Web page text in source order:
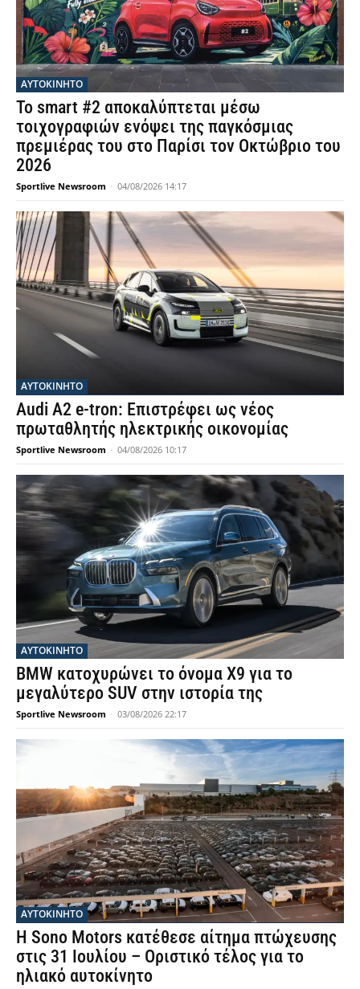
ΑΥΤΟΚΙΝΗΤΟ
Το smart #2 αποκαλύπτεται μέσω
τοιχογραφιών ενόψει της παγκόσμιας
πρεμιέρας του στο Παρίσι τον Οκτώβριο του
2026
Sportlive Newsroom - 04/08/2026 14:17
ΑΥΤΟΚΙΝΗΤΟ
Audi A2 e-tron: Επιστρέφει ως νέος
πρωταθλητής ηλεκτρικής οικονομίας
Sportlive Newsroom - 04/08/2026 10:17
ΑΥΤΟΚΙΝΗΤΟ
BMW κατοχυρώνει το όνομα X9 για το
μεγαλύτερο SUV στην ιστορία της
Sportlive Newsroom - 03/08/2026 22:17
ΑΥΤΟΚΙΝΗΤΟ
Η Sono Motors κατέθεσε αίτημα πτώχευσης
στις 31 Ιουλίου – Οριστικό τέλος για το
ηλιακό αυτοκίνητο